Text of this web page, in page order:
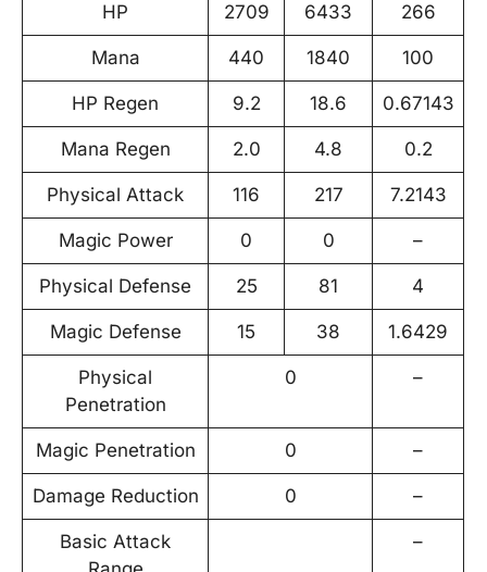
HP 2709 6433 266
Mana 440 1840 100
HP Regen 9.2 18.6 0.67143
Mana Regen 2.0 4.8 0.2
Physical Attack 116 217 7.2143
Magic Power 0 0 –
Physical Defense 25 81 4
Magic Defense 15 38 1.6429
Physical
Penetration
0 –
Magic Penetration 0 –
Damage Reduction 0 –
Basic Attack
–